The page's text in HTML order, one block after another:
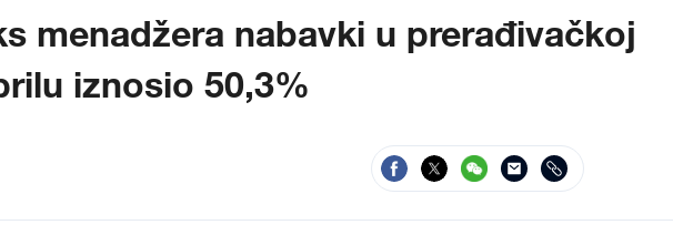
menadžera nabavki u prerađivačkoj
iznosio 50,3%